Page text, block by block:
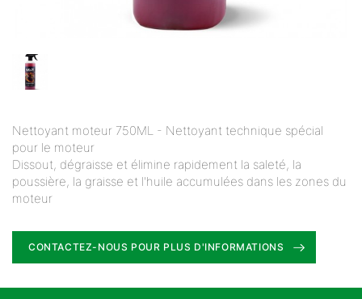
Nettoyant moteur 750ML - Nettoyant technique spécial
pour le moteur
Dissout, dégraisse et élimine rapidement la saleté, la
poussière, la graisse et l'huile accumulées dans les zones du
moteur
CONTACTEZ-NOUS POUR PLUS D'INFORMATIONS